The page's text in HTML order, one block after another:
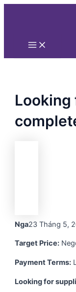
Nhảy
Main
Looking
Nga23 Tháng 5,
Target Price:
Payment Terms:
Looking for